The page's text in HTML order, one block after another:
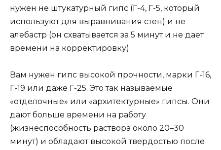
нужен не штукатурный гипс (Г-4, Г-5, который
используют для выравнивания стен) и не
алебастр (он схватывается за 5 минут и не дает
времени на корректировку).
Вам нужен гипс высокой прочности, марки Г-16,
Г-19 или даже Г-25. Это так называемые
«отделочные» или «архитектурные» гипсы. Они
дают больше времени на работу
(жизнеспособность раствора около 20–30
минут) и обладают высокой твердостью после